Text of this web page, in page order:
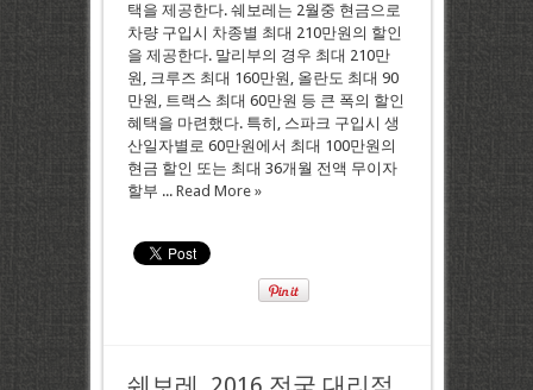
택을 제공한다. 쉐보레는 2월중 현금으로
차량 구입시 차종별 최대 210만원의 할인
을 제공한다. 말리부의 경우 최대 210만
원, 크루즈 최대 160만원, 올란도 최대 90
만원, 트랙스 최대 60만원 등 큰 폭의 할인
혜택을 마련했다. 특히, 스파크 구입시 생
산일자별로 60만원에서 최대 100만원의
현금 할인 또는 최대 36개월 전액 무이자
할부 ... Read More »